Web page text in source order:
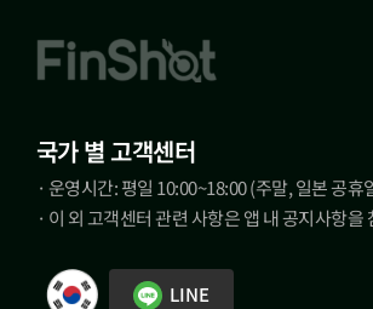
국가 별 고객센터
· 운영시간: 평일 10:00~18:00 (주말, 일본 공휴
· 이 외 고객센터 관련 사항은 앱 내 공지사항을
LINE